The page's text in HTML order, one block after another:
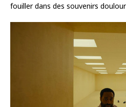
fouiller dans des souvenirs